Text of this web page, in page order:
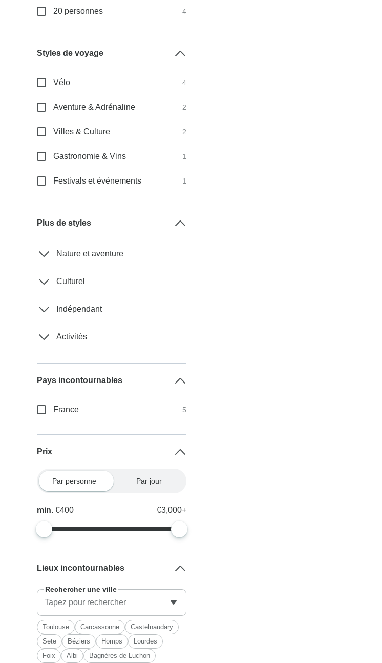
20 personnes 4
Styles de voyage
Vélo 4
Aventure & Adrénaline 2
Villes & Culture 2
Gastronomie & Vins 1
Festivals et événements 1
Plus de styles
Nature et aventure
Culturel
Indépendant
Activités
Pays incontournables
France 5
Prix
Par personne Par jour
min.€400 €3,000+
Lieux incontournables
Rechercher une ville
Toulouse Carcassonne
Castelnaudary
Sete
Béziers Homps
Lourdes
Foix
Albi Bagnères-de-Luchon